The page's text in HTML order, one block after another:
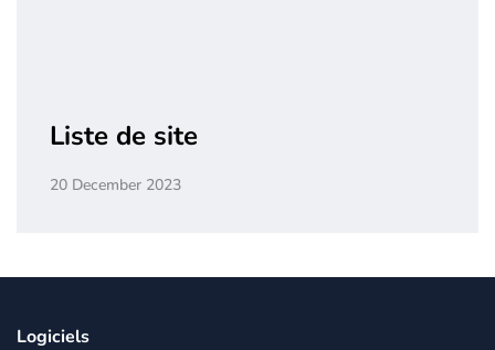
Liste de site
20 December 2023
Logiciels